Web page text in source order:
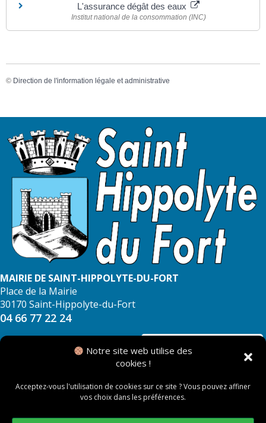
Notre site web utilise des
cookies !
Acceptez-vous l'utilisation de cookies sur ce site ? Vous pouvez affiner
vos choix dans les préférences.
L'assurance dégât des eaux
Institut national de la consommation (INC)
© Direction de l'information légale et administrative
MAIRIE DE SAINT-HIPPOLYTE-DU-FORT
Place de la Mairie
30170 Saint-Hippolyte-du-Fort
04 66 77 22 24
NOUS CONTACTER